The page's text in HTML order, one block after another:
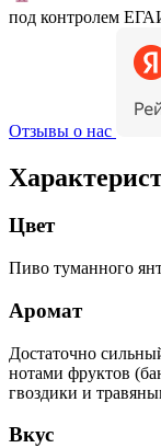
под контролем
Отзывы о нас
Цвет
Пиво туманного
Аромат
Достаточно
нотами фруктов
гвоздики и
Вкус